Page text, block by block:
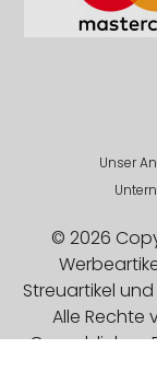
Unser
© 2026
Streuartikel
Alle Rechte
Gewerblichen